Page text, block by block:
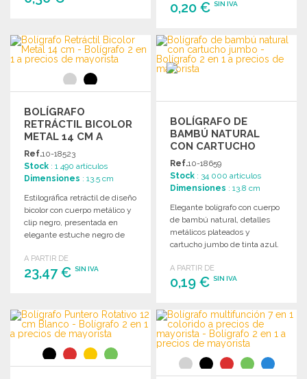
Solicitar un presupuesto
0,20 €SIN IVA
PEDIR
Solicitar un presupuesto
BOLÍGRAFO
RETRÁCTIL BICOLOR
METAL 14 CM A
PRECIOS DE
MAYORISTA
Ref.10-18523
Stock : 1 490 artículos
Dimensiones : 13.5 cm
Estilográfica retráctil de diseño
bicolor con cuerpo metálico y
clip negro, presentada en
elegante estuche negro de
A PARTIR DE
23,47 € SIN IVA
Solicitar un presupuesto
BOLÍGRAFO DE
BAMBÚ NATURAL
CON CARTUCHO
JUMBO
Ref.10-18659
Stock : 34 000 artículos
Dimensiones : 13.8 cm
Elegante bolígrafo con cuerpo
de bambú natural, detalles
metálicos plateados y
cartucho jumbo de tinta azul.
A PARTIR DE
0,19 €SIN IVA
PEDIR
Solicitar un presupuesto